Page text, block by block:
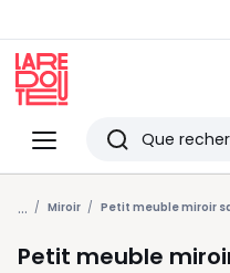
Menu
Redoute
Rechercher
Derniers
articles
vus
... Miroir Petit meuble miroir
Petit meuble